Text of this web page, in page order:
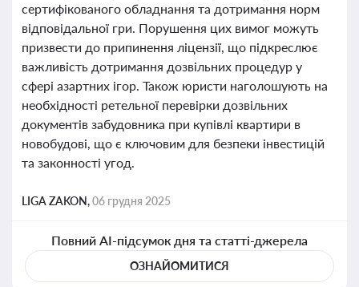
сертифікованого обладнання та дотримання норм
відповідальної гри. Порушення цих вимог можуть
призвести до припинення ліцензії, що підкреслює
важливість дотримання дозвільних процедур у
сфері азартних ігор. Також юристи наголошують на
необхідності ретельної перевірки дозвільних
документів забудовника при купівлі квартири в
новобудові, що є ключовим для безпеки інвестицій
та законності угод.
LIGA ZAKON,06 грудня 2025
Повний AI-підсумок дня та статті-джерела
ОЗНАЙОМИТИСЯ